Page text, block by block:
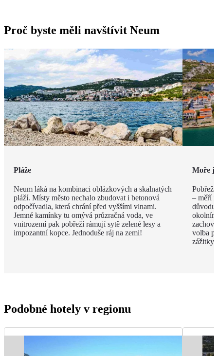
Proč byste měli navštívit Neum
Pláže
Neum láká na kombinaci oblázkových a skalnatých
pláží. Místy město nechalo zbudovat i betonová
odpočívadla, která chrání před vyššími vlnami.
Jemné kamínky tu omývá průzračná voda, ve
vnitrozemí pak pobřeží rámují sytě zelené lesy a
impozantní kopce. Jednoduše ráj na zemi!
Moře
Pobřeží
– měří
důvodu
volba
zážitky.
Podobné hotely v regionu